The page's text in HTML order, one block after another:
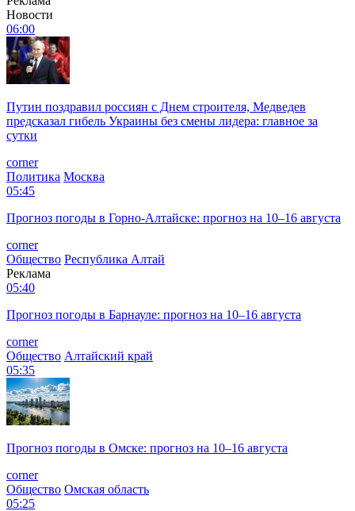
Новости
06:00
Путин поздравил россиян с Днем строителя, Медведев
предсказал гибель Украины без смены лидера: главное за
сутки
corner
Политика Москва
05:45
Прогноз погоды в Горно-Алтайске: прогноз на 10–16 августа
corner
Общество Республика Алтай
Реклама
05:40
Прогноз погоды в Барнауле: прогноз на 10–16 августа
corner
Общество Алтайский край
05:35
Прогноз погоды в Омске: прогноз на 10–16 августа
corner
Общество Омская область
05:25